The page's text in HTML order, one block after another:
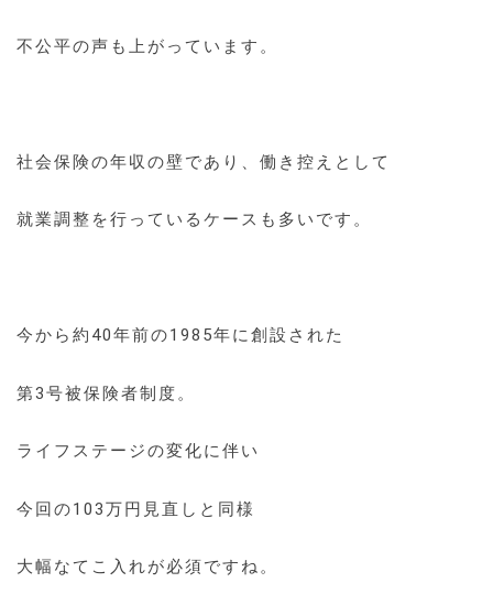
不公平の声も上がっています。
社会保険の年収の壁であり、働き控えとして
就業調整を行っているケースも多いです。
今から約40年前の1985年に創設された
第3号被保険者制度。
ライフステージの変化に伴い
今回の103万円見直しと同様
大幅なてこ入れが必須ですね。